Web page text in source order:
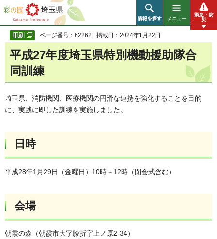
彩の国 埼玉県
情報を探す メニュー
緊急・防
災
ページ番号：62262 掲載日：2024年1月22日
平成27年度埼玉県特別機動援助隊合
同訓練
埼玉県、消防機関、医療機関の円滑な連携を強化することを目的
に、実践に即した訓練を実施しました。
日時
平成28年1月29日（金曜日）10時～12時（閉会式含む）
会場
朝霞の森（朝霞市大字膝折字上ノ原2-34）